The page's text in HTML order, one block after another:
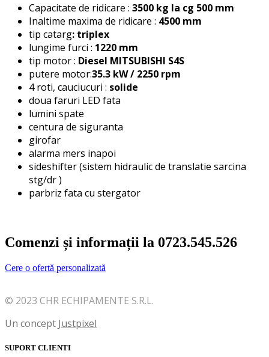
Capacitate de ridicare : 3500 kg la cg 500 mm
Inaltime maxima de ridicare : 4500 mm
tip catarg: triplex
lungime furci : 1220 mm
tip motor : Diesel MITSUBISHI S4S
putere motor:35.3 kW / 2250 rpm
4 roti, cauciucuri : solide
doua faruri LED fata
lumini spate
centura de siguranta
girofar
alarma mers inapoi
sideshifter (sistem hidraulic de translatie sarcina
stg/dr )
parbriz fata cu stergator
Comenzi și informații la 0723.545.526
Cere o ofertă personalizată
© 2023 CHR ECHIPAMENTE S.R.L.
Un concept Justpixel
SUPORT CLIENTI